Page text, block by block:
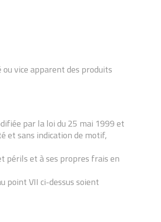
vice apparent des produits
par la loi du 25 mai 1999 et
et sans indication de motif,
périls et à ses propres frais en
point VII ci-dessus soient